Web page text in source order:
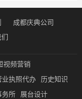
成都庆典公司
视频营销
业执照代办
历史知识
务所
展台设计